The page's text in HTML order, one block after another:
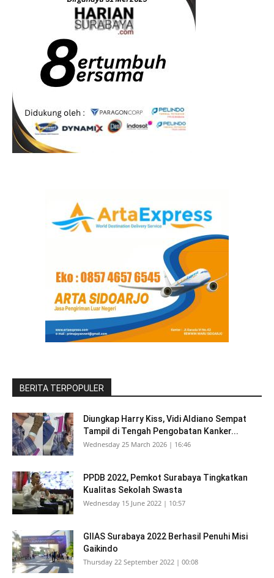
BERITA TERPOPULER
Diungkap Harry Kiss, Vidi Aldiano Sempat
Tampil di Tengah Pengobatan Kanker...
Wednesday 25 March 2026 | 16:46
PPDB 2022, Pemkot Surabaya Tingkatkan
Kualitas Sekolah Swasta
Wednesday 15 June 2022 | 10:57
GIIAS Surabaya 2022 Berhasil Penuhi Misi
Gaikindo
Thursday 22 September 2022 | 00:08